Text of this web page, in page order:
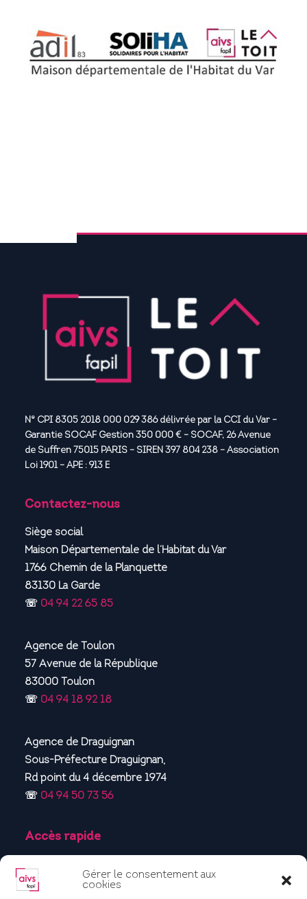
Gérer le consentement aux
cookies
N° CPI 8305 2018 000 029 386 délivrée par la CCI du Var –
Garantie SOCAF Gestion 350 000 € – SOCAF, 26 Avenue
de Suffren 75015 PARIS – SIREN 397 804 238 – Association
Loi 1901 – APE : 913 E
Contactez-nous
Siège social
Maison Départementale de l’Habitat du Var
1766 Chemin de la Planquette
83130 La Garde
☏ 04 94 22 65 85
Agence de Toulon
57 Avenue de la République
83000 Toulon
☏ 04 94 18 92 18
Agence de Draguignan
Sous-Préfecture Draguignan,
Rd point du 4 décembre 1974
☏ 04 94 50 73 56
Accès rapide
Qui sommes-nous ?